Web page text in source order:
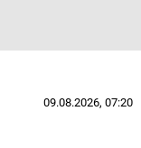
09.08.2026, 07:20